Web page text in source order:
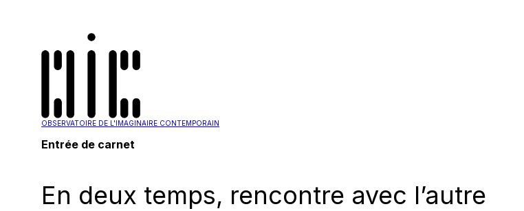
OBSERVATOIRE DE L'IMAGINAIRE CONTEMPORAIN
Entrée de carnet
En deux temps, rencontre avec l’autre